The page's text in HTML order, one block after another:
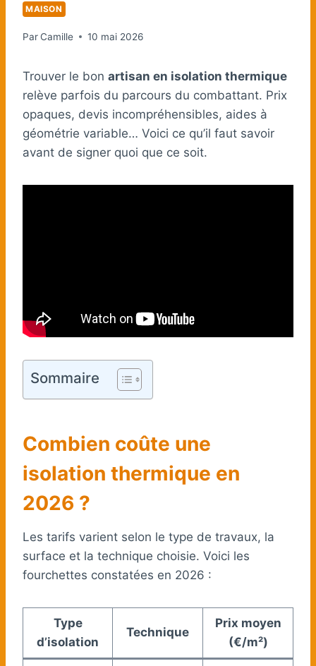
MAISON
ParCamille 10 mai 2026
Trouver le bon artisan en isolation thermique
relève parfois du parcours du combattant. Prix
opaques, devis incompréhensibles, aides à
géométrie variable… Voici ce qu’il faut savoir
avant de signer quoi que ce soit.
Sommaire
Combien coûte une
isolation thermique en
2026 ?
Les tarifs varient selon le type de travaux, la
surface et la technique choisie. Voici les
fourchettes constatées en 2026 :
Type
d’isolation
Technique
Prix moyen
(€/m²)